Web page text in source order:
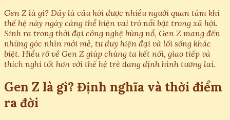
Gen Z là gì? Đây là câu hỏi được nhiều người quan tâm khi
thế hệ này ngày càng thể hiện vai trò nổi bật trong xã hội.
Sinh ra trong thời đại công nghệ bùng nổ, Gen Z mang đến
những góc nhìn mới mẻ, tư duy hiện đại và lối sống khác
biệt. Hiểu rõ về Gen Z giúp chúng ta kết nối, giao tiếp và
thích nghi tốt hơn với thế hệ trẻ đang định hình tương lai.
Gen Z là gì? Định nghĩa và thời điểm
ra đời